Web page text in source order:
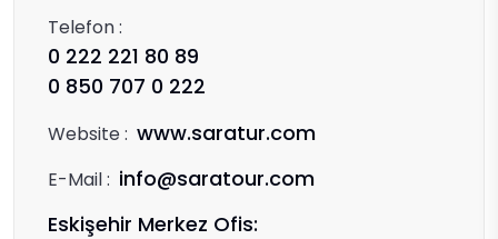
Telefon :
0 222 221 80 89
0 850 707 0 222
Website : www.saratur.com
E-Mail : info@saratour.com
Eskişehir Merkez Ofis: